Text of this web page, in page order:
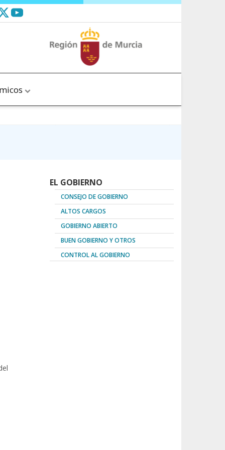
EL GOBIERNO
CONSEJO DE GOBIERNO
ALTOS CARGOS
GOBIERNO ABIERTO
BUEN GOBIERNO Y OTROS
CONTROL AL GOBIERNO